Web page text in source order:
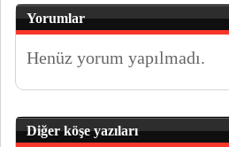
Yorumlar
Henüz yorum yapılmadı.
Diğer köşe yazıları